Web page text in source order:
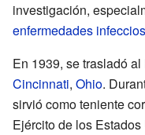
investigación,
enfermedades
En 1939, se trasladó
Cincinnati, Ohio.
sirvió como teniente
Ejército de los